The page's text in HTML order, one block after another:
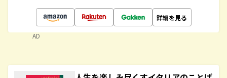
詳細を見る
AD